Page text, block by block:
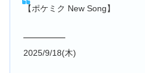
【ポケミク New Song】
━━━━━
2025/9/18(木)